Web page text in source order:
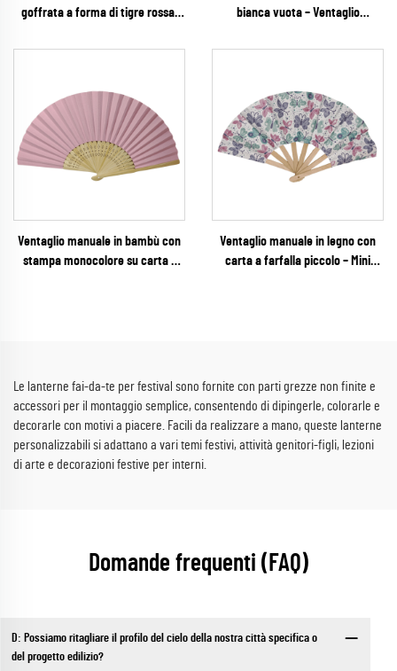
goffrata a forma di tigre rossa,
decorazioni per compleanni per
bianca vuota – Ventaglio
per lavoretti fai-da-te, matrimoni
Ventaglio manuale in bambù con
stampa monocolore su carta –
Ventaglio manuale in legno con
carta a farfalla piccolo – Mini
Le lanterne fai-da-te per festival sono fornite con parti grezze non finite e
accessori per il montaggio semplice, consentendo di dipingerle, colorarle e
decorarle con motivi a piacere. Facili da realizzare a mano, queste lanterne
personalizzabili si adattano a vari temi festivi, attività genitori-figli, lezioni
di arte e decorazioni festive per interni.
Domande frequenti (FAQ)
D: Possiamo ritagliare il profilo del cielo della nostra città specifica o
del progetto edilizio?